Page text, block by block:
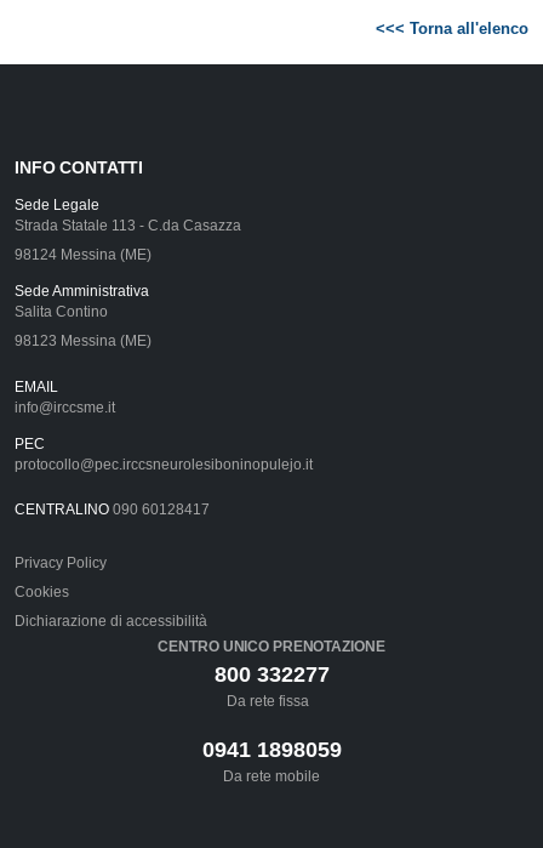
<<< Torna all'elenco
INFO CONTATTI
Sede Legale
Strada Statale 113 - C.da Casazza
98124 Messina (ME)
Sede Amministrativa
Salita Contino
98123 Messina (ME)
EMAIL
info@irccsme.it
PEC
protocollo@pec.irccsneurolesiboninopulejo.it
CENTRALINO 090 60128417
Privacy Policy
Cookies
Dichiarazione di accessibilità
CENTRO UNICO PRENOTAZIONE
800 332277
Da rete fissa
0941 1898059
Da rete mobile